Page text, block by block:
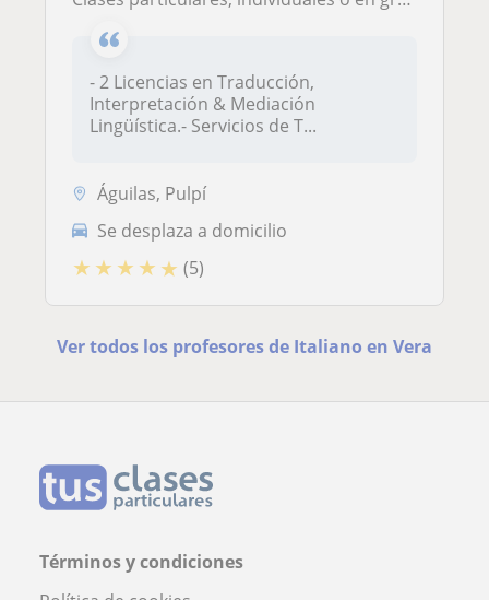
- 2 Licencias en Traducción,
Interpretación & Mediación
Lingüística.- Servicios de T...
Águilas, Pulpí
Se desplaza a domicilio
★ ★ ★ ★ ★ (5)
Ver todos los profesores de Italiano en Vera
Términos y condiciones